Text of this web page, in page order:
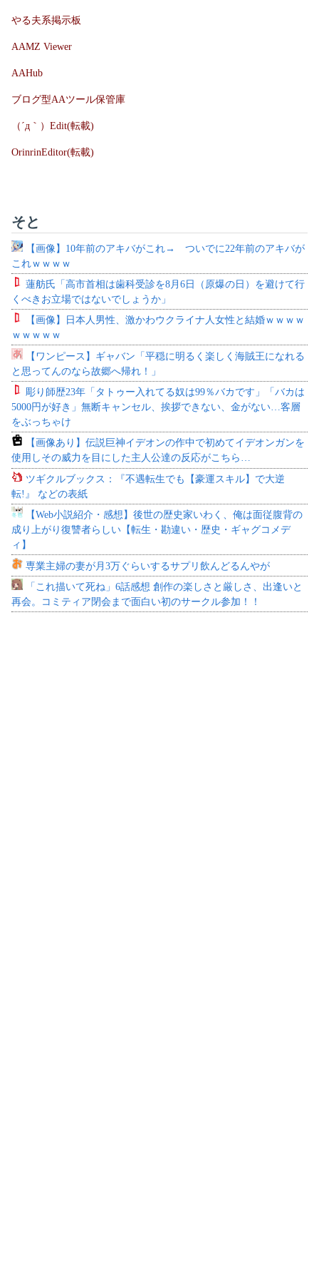
やる夫系掲示板
AAMZ Viewer
AAHub
ブログ型AAツール保管庫
（´д｀）Edit(転載)
OrinrinEditor(転載)
そと
【画像】10年前のアキバがこれ→ ついでに22年前のアキバが
これｗｗｗｗ
蓮舫氏「高市首相は歯科受診を8月6日（原爆の日）を避けて行
くべきお立場ではないでしょうか」
【画像】日本人男性、激かわウクライナ人女性と結婚ｗｗｗｗ
ｗｗｗｗｗ
【ワンピース】ギャバン「平穏に明るく楽しく海賊王になれる
と思ってんのなら故郷へ帰れ！」
彫り師歴23年「タトゥー入れてる奴は99％バカです」「バカは
5000円が好き」無断キャンセル、挨拶できない、金がない…客層
をぶっちゃけ
【画像あり】伝説巨神イデオンの作中で初めてイデオンガンを
使用しその威力を目にした主人公達の反応がこちら…
ツギクルブックス：『不遇転生でも【豪運スキル】で大逆
転!』 などの表紙
【Web小説紹介・感想】後世の歴史家いわく、俺は面従腹背の
成り上がり復讐者らしい【転生・勘違い・歴史・ギャグコメデ
ィ】
専業主婦の妻が月3万ぐらいするサプリ飲んどるんやが
「これ描いて死ね」6話感想 創作の楽しさと厳しさ、出逢いと
再会。コミティア閉会まで面白い初のサークル参加！！